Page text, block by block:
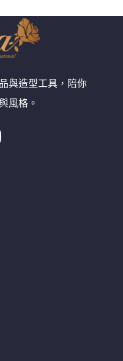
到
與造型工具，陪你
風格。